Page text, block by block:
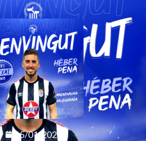
15/01/2020